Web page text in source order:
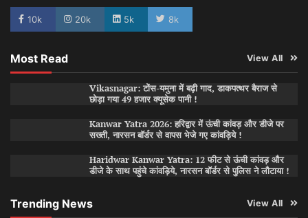
10k 20k 5k 8k
Most Read View All
Vikasnagar: टोंस-यमुना में बढ़ी गाद, डाकपत्थर बैराज से
छोड़ा गया 49 हजार क्यूसेक पानी !
Kanwar Yatra 2026: हरिद्वार में ऊंची कांवड़ और डीजे पर
सख्ती, नारसन बॉर्डर से वापस भेजे गए कांवड़िये !
Haridwar Kanwar Yatra: 12 फीट से ऊंची कांवड़ और
डीजे के साथ पहुंचे कांवड़िये, नारसन बॉर्डर से पुलिस ने लौटाया !
Trending News View All